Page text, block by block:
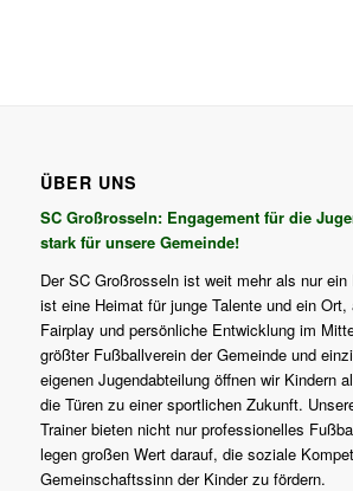
ÜBER UNS
SC Großrosseln: Engagement für die
stark für unsere Gemeinde!
Der SC Großrosseln ist weit mehr als nur
ist eine Heimat für junge Talente und ein Ort,
Fairplay und persönliche Entwicklung im
größter Fußballverein der Gemeinde und
eigenen Jugendabteilung öffnen wir Kindern
die Türen zu einer sportlichen Zukunft.
Trainer bieten nicht nur professionelles
legen großen Wert darauf, die soziale
Gemeinschaftssinn der Kinder zu fördern.